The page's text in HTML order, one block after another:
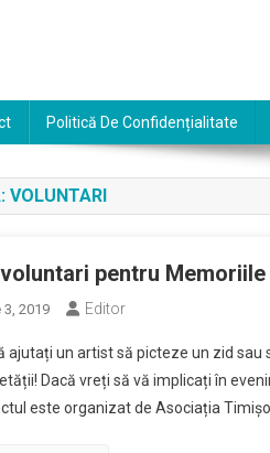
Politică De Confidențialitate
VOLUNTARI
pentru
2019 Editor
ajutați un artist să picteze un zid
Dacă vreți să vă implicați în
este organizat de Asociația